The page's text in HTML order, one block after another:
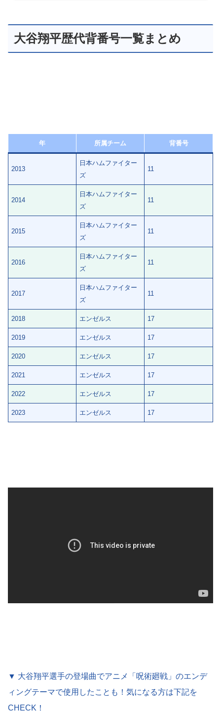
大谷翔平歴代背番号一覧まとめ
年 所属チーム 背番号
2013
日本ハムファイター
ズ
11
2014
日本ハムファイター
ズ
11
2015
日本ハムファイター
ズ
11
2016
日本ハムファイター
ズ
11
2017
日本ハムファイター
ズ
11
2018 エンゼルス 17
2019 エンゼルス 17
2020 エンゼルス 17
2021 エンゼルス 17
2022 エンゼルス 17
2023 エンゼルス 17
▼ 大谷翔平選手の登場曲でアニメ「呪術廻戦」のエンデ
ィングテーマで使用したことも！気になる方は下記を
CHECK！